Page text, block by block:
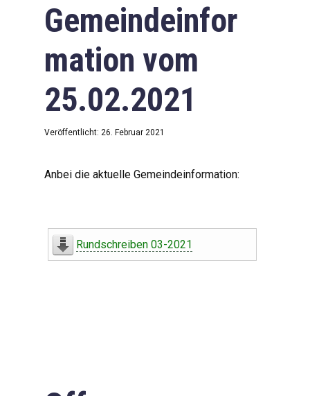
Downloads
Impressum
Datenschutzerklärung
Gemeindeinfor
mation vom
25.02.2021
Veröffentlicht: 26. Februar 2021
Anbei die aktuelle Gemeindeinformation:
Rundschreiben 03-2021